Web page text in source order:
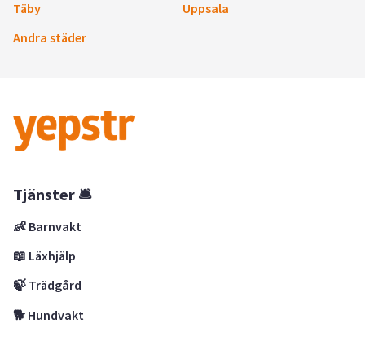
Täby
Uppsala
Andra städer
Tjänster 🛎
👶 Barnvakt
📖 Läxhjälp
🍃 Trädgård
🐕 Hundvakt